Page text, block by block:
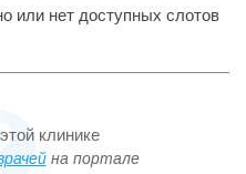
или нет доступных слотов
клинике
на портале